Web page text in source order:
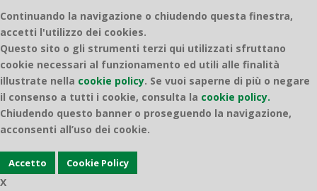
Continuando la navigazione o chiudendo questa finestra,
accetti l'utilizzo dei cookies.
Questo sito o gli strumenti terzi qui utilizzati sfruttano
cookie necessari al funzionamento ed utili alle finalità
illustrate nella cookie policy. Se vuoi saperne di più o negare
il consenso a tutti i cookie, consulta la cookie policy.
Chiudendo questo banner o proseguendo la navigazione,
acconsenti all’uso dei cookie.
Accetto Cookie Policy
X